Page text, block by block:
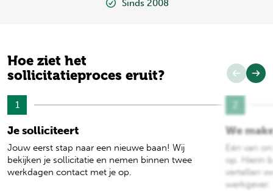
Sinds 2008
Hoe ziet het
sollicitatieproces eruit?
1
Je solliciteert
Jouw eerst stap naar een nieuwe baan! Wij
bekijken je sollicitatie en nemen binnen twee
werkdagen contact met je op.
We
Eén van
op. Hierin
vertellen
werkgever.